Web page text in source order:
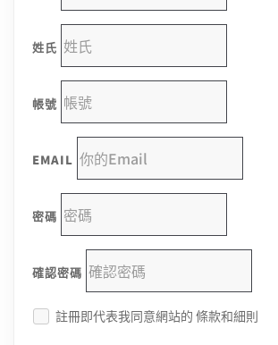
姓氏
帳號
EMAIL
密碼
確認密碼
註冊即代表我同意網站的 條款和細則